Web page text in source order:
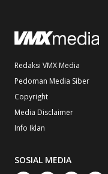
Redaksi VMX Media
Pedoman Media Siber
Copyright
Media Disclaimer
Info Iklan
SOSIAL MEDIA